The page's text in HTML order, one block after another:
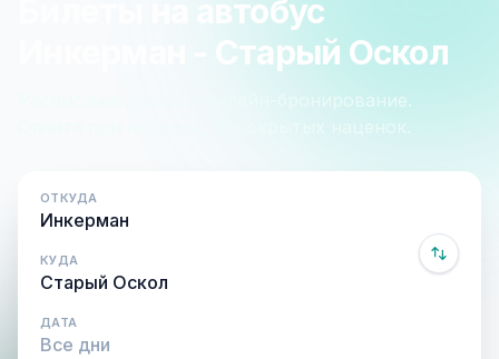
Билеты на автобус
Инкерман - Старый Оскол
Расписание, цены и онлайн-бронирование.
Оплата при посадке, без скрытых наценок.
ОТКУДА
КУДА
ДАТА